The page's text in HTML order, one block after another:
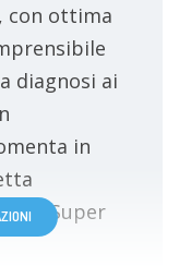
con ottima
diagnosi ai
in
Super